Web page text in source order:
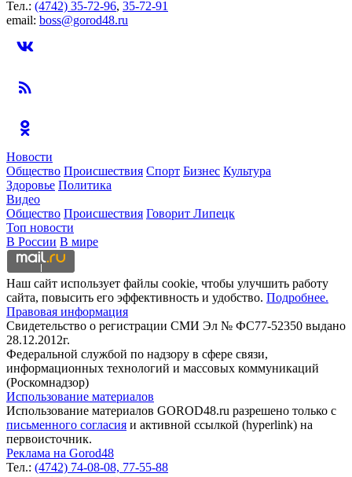
Тел.: (4742) 35-72-96, 35-72-91
email: boss@gorod48.ru
Новости
Общество Происшествия Спорт Бизнес Культура
Здоровье Политика
Видео
Общество Происшествия Говорит Липецк
Топ новости
В России В мире
Наш сайт использует файлы cookie, чтобы улучшить работу
сайта, повысить его эффективность и удобство. Подробнее.
Правовая информация
Свидетельство о регистрации СМИ Эл № ФС77-52350 выдано
28.12.2012г.
Федеральной службой по надзору в сфере связи,
информационных технологий и массовых коммуникаций
(Роскомнадзор)
Использование материалов
Использование материалов GOROD48.ru разрешено только с
письменного согласия и активной ссылкой (hyperlink) на
первоисточник.
Реклама на Gorod48
Тел.: (4742) 74-08-08, 77-55-88